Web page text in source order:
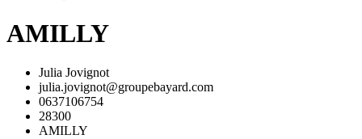
AMILLY
Julia Jovignot
julia.jovignot@groupebayard.com
0637106754
28300
AMILLY